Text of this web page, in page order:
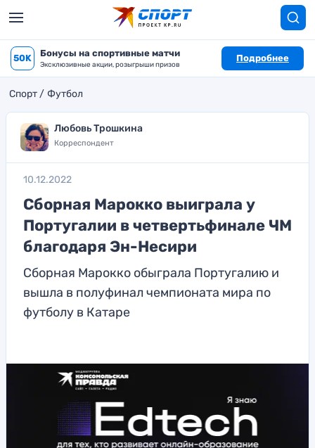
50K Бонусы на спортивные матчи
Эксклюзивные акции, розыгрыши призов
Подробнее
Спорт Футбол
Любовь Трошкина
Корреспондент
10.12.2022
Сборная Марокко выиграла у
Португалии в четвертьфинале ЧМ
благодаря Эн-Несири
Сборная Марокко обыграла Португалию и
вышла в полуфинал чемпионата мира по
футболу в Катаре